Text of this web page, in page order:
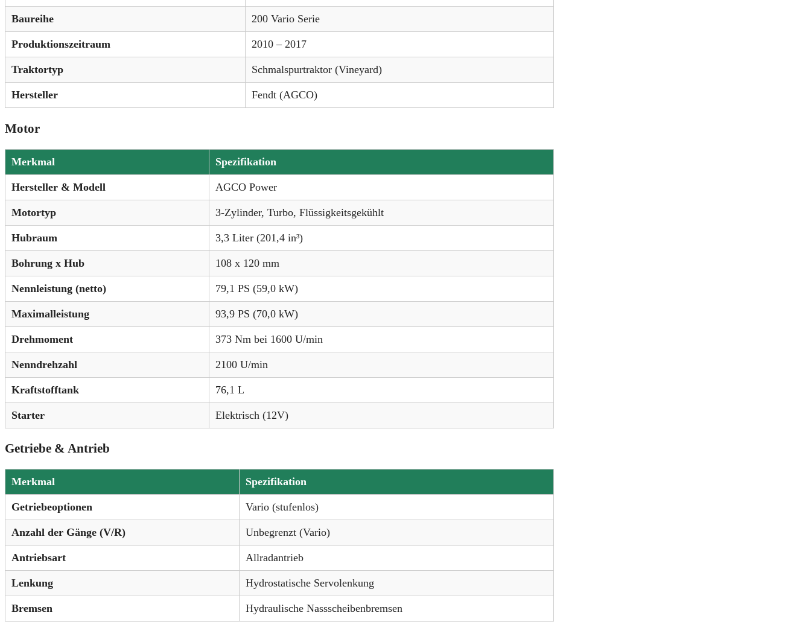
Baureihe 200 Vario Serie
Produktionszeitraum 2010 – 2017
Traktortyp Schmalspurtraktor (Vineyard)
Hersteller Fendt (AGCO)
Motor
Merkmal Spezifikation
Hersteller & Modell AGCO Power
Motortyp 3-Zylinder, Turbo, Flüssigkeitsgekühlt
Hubraum 3,3 Liter (201,4 in³)
Bohrung x Hub 108 x 120 mm
Nennleistung (netto) 79,1 PS (59,0 kW)
Maximalleistung 93,9 PS (70,0 kW)
Drehmoment 373 Nm bei 1600 U/min
Nenndrehzahl 2100 U/min
Kraftstofftank 76,1 L
Starter Elektrisch (12V)
Getriebe & Antrieb
Merkmal Spezifikation
Getriebeoptionen Vario (stufenlos)
Anzahl der Gänge (V/R) Unbegrenzt (Vario)
Antriebsart Allradantrieb
Lenkung Hydrostatische Servolenkung
Bremsen Hydraulische Nassscheibenbremsen